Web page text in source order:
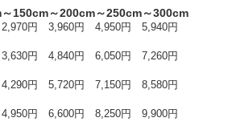
～150cm～200cm～250cm～300cm
2,970円 3,960円 4,950円 5,940円
3,630円 4,840円 6,050円 7,260円
4,290円 5,720円 7,150円 8,580円
4,950円 6,600円 8,250円 9,900円